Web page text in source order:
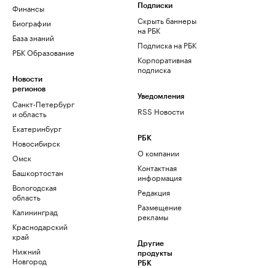
Финансы
Биографии
База знаний
РБК Образование
Новости
регионов
Санкт-Петербург
и область
Екатеринбург
Новосибирск
Омск
Башкортостан
Вологодская
область
Калининград
Краснодарский
край
Нижний
Новгород
Подписки
Скрыть баннеры
на РБК
Подписка на РБК
Корпоративная
подписка
Уведомления
RSS Новости
РБК
О компании
Контактная
информация
Редакция
Размещение
рекламы
Другие
продукты
РБК